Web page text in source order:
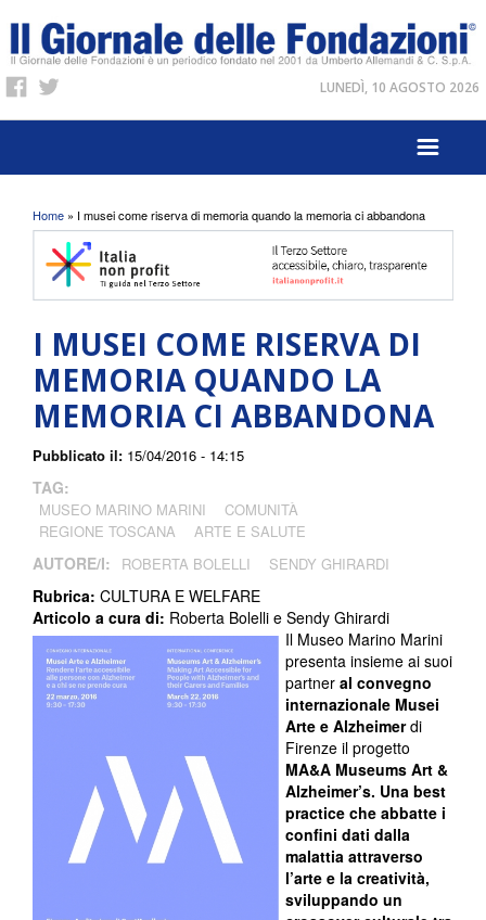
LUNEDÌ, 10 AGOSTO 2026
Tu sei qui
Home » I musei come riserva di memoria quando la memoria ci abbandona
I MUSEI COME RISERVA DI
MEMORIA QUANDO LA
MEMORIA CI ABBANDONA
Pubblicato il: 15/04/2016 - 14:15
TAG:
MUSEO MARINO MARINI
COMUNITÀ
REGIONE TOSCANA
ARTE E SALUTE
AUTORE/I: ROBERTA BOLELLI SENDY GHIRARDI
Rubrica: CULTURA E WELFARE
Articolo a cura di: Roberta Bolelli e Sendy Ghirardi
Il Museo Marino Marini
presenta insieme ai suoi
partner al convegno
internazionale Musei
Arte e Alzheimerdi
Firenze il progetto
MA&A Museums Art &
Alzheimer’s. Una best
practice che abbatte i
confini dati dalla
malattia attraverso
l’arte e la creatività,
sviluppando un